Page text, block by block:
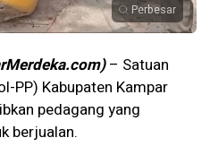
Perbesar
– Satuan
PP) Kabupaten Kampar
pedagang yang
berjualan.